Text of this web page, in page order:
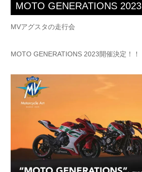
MOTO GENERATIONS 2023
MVアグスタの走行会
MOTO GENERATIONS 2023開催決定！！